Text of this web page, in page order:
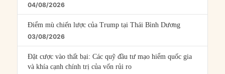
04/08/2026
Điểm mù chiến lược của Trump tại Thái Bình Dương
03/08/2026
Đặt cược vào thất bại: Các quỹ đầu tư mạo hiểm quốc gia
và khía cạnh chính trị của vốn rủi ro